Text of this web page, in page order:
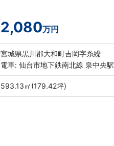
2,080万円
宮城県黒川郡大和町吉岡字糸繰
電車: 仙台市地下鉄南北線 泉中央駅
593.13㎡(179.42坪)